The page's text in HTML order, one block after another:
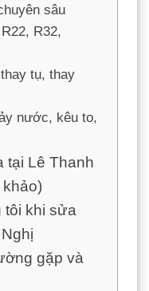
sâu
R32,
tụ, thay
nước, kêu to,
tại Lê Thanh
tôi khi sửa
gặp và